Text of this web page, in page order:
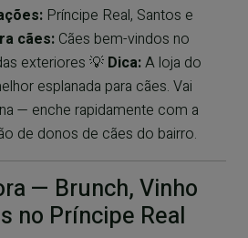
Príncipe Real, Santos e
cães: Cães bem-vindos no
exteriores 💡 Dica:A loja do
esplanada para cães. Vai
— enche rapidamente com a
de donos de cães do bairro.
— Brunch, Vinho
no Príncipe Real